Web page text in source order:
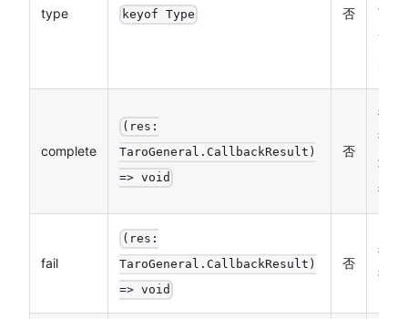
type keyof Type 否
可用
complete
(res:
TaroGeneral.CallbackResult)
=> void
否
接口
调函
功、
行）
fail
(res:
TaroGeneral.CallbackResult)
=> void
否
接口
调函